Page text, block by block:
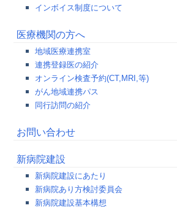
インボイス制度について
医療機関の方へ
地域医療連携室
連携登録医の紹介
オンライン検査予約(CT,MRI,等)
がん地域連携パス
同行訪問の紹介
お問い合わせ
新病院建設
新病院建設にあたり
新病院あり方検討委員会
新病院建設基本構想